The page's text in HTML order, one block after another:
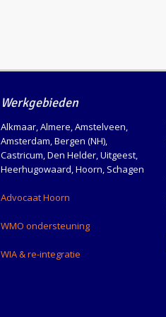
Werkgebieden
Alkmaar, Almere, Amstelveen,
Amsterdam, Bergen (NH),
Castricum, Den Helder, Uitgeest,
Heerhugowaard, Hoorn, Schagen
Advocaat Hoorn
WMO ondersteuning
WIA & re-integratie